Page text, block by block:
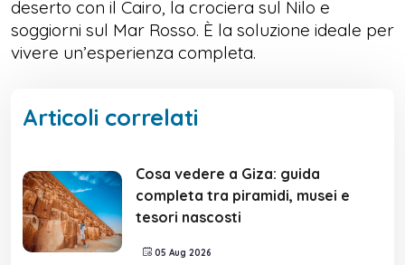
deserto con il Cairo, la crociera sul Nilo e
soggiorni sul Mar Rosso. È la soluzione ideale per
vivere un’esperienza completa.
Articoli correlati
Cosa vedere a Giza: guida
completa tra piramidi, musei e
tesori nascosti
05 Aug 2026